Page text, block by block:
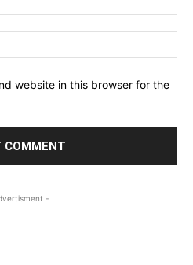
website in this browser for the
-